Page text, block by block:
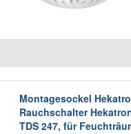
Montagesockel
Rauchschalter
TDS 247, für